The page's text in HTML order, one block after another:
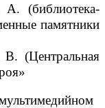
(библиотека-
памятники
(Центральная